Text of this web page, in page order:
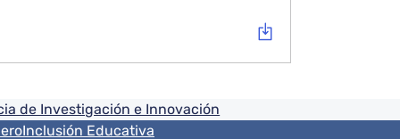
de Investigación e Innovación
Inclusión Educativa